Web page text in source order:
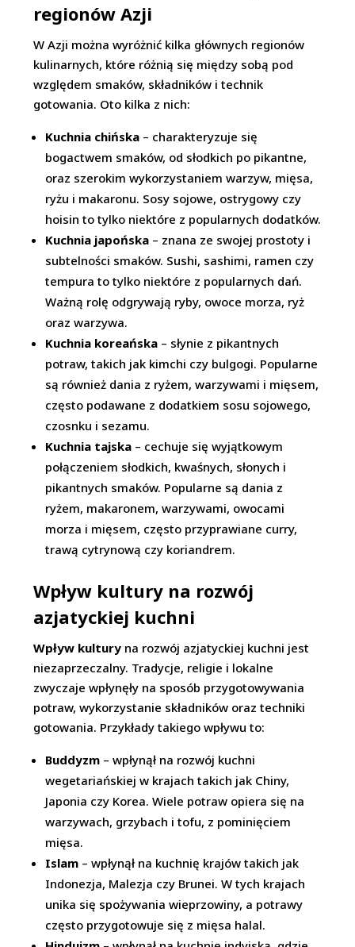
regionów Azji
W Azji można wyróżnić kilka głównych regionów
kulinarnych, które różnią się między sobą pod
względem smaków, składników i technik
gotowania. Oto kilka z nich:
Kuchnia chińska – charakteryzuje się
bogactwem smaków, od słodkich po pikantne,
oraz szerokim wykorzystaniem warzyw, mięsa,
ryżu i makaronu. Sosy sojowe, ostrygowy czy
hoisin to tylko niektóre z popularnych dodatków.
Kuchnia japońska – znana ze swojej prostoty i
subtelności smaków. Sushi, sashimi, ramen czy
tempura to tylko niektóre z popularnych dań.
Ważną rolę odgrywają ryby, owoce morza, ryż
oraz warzywa.
Kuchnia koreańska – słynie z pikantnych
potraw, takich jak kimchi czy bulgogi. Popularne
są również dania z ryżem, warzywami i mięsem,
często podawane z dodatkiem sosu sojowego,
czosnku i sezamu.
Kuchnia tajska – cechuje się wyjątkowym
połączeniem słodkich, kwaśnych, słonych i
pikantnych smaków. Popularne są dania z
ryżem, makaronem, warzywami, owocami
morza i mięsem, często przyprawiane curry,
trawą cytrynową czy koriandrem.
Wpływ kultury na rozwój
azjatyckiej kuchni
Wpływ kultury na rozwój azjatyckiej kuchni jest
niezaprzeczalny. Tradycje, religie i lokalne
zwyczaje wpłynęły na sposób przygotowywania
potraw, wykorzystanie składników oraz techniki
gotowania. Przykłady takiego wpływu to:
Buddyzm – wpłynął na rozwój kuchni
wegetariańskiej w krajach takich jak Chiny,
Japonia czy Korea. Wiele potraw opiera się na
warzywach, grzybach i tofu, z pominięciem
mięsa.
Islam – wpłynął na kuchnię krajów takich jak
Indonezja, Malezja czy Brunei. W tych krajach
unika się spożywania wieprzowiny, a potrawy
często przygotowuje się z mięsa halal.